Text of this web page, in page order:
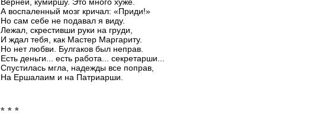
А воспаленный мозг кричал: «Приди!»
Но сам себе не подавал я виду.
Лежал, скрестивши руки на груди,
И ждал тебя, как Мастер Маргариту.
Но нет любви. Булгаков был неправ.
Есть деньги... есть работа... секретарши...
Спустилась мгла, надежды все поправ,
На Ершалаим и на Патриарши.
* * *